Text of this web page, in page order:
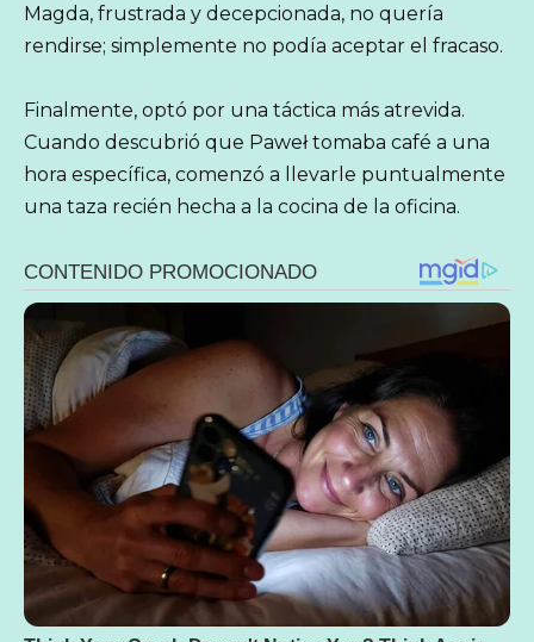
Magda, frustrada y decepcionada, no quería
rendirse; simplemente no podía aceptar el fracaso.
Finalmente, optó por una táctica más atrevida.
Cuando descubrió que Paweł tomaba café a una
hora específica, comenzó a llevarle puntualmente
una taza recién hecha a la cocina de la oficina.